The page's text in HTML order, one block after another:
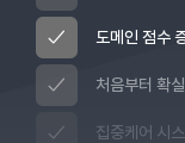
도메인 점수
처음부터 확
집중케어 시